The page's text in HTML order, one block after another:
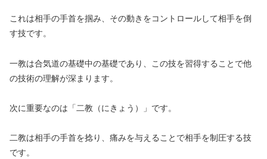
これは相手の手首を掴み、その動きをコントロールして相手を倒
す技です。
一教は合気道の基礎中の基礎であり、この技を習得することで他
の技術の理解が深まります。
次に重要なのは「二教（にきょう）」です。
二教は相手の手首を捻り、痛みを与えることで相手を制圧する技
です。